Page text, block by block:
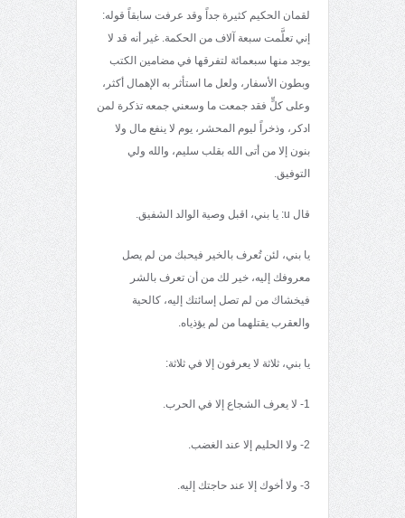
لقمان الحكيم كثيرة جداً وقد عرفت سابقاً قوله:
إني تعلَّمت سبعة آلاف من الحكمة. غير أنه قد لا
يوجد منها سبعمائة لتفرقها في مضامين الكتب
وبطون الأسفار، ولعل ما استأثر به الإهمال أكثر،
وعلى كلٍّ فقد جمعت ما وسعني جمعه تذكرة لمن
ادكر، وذخراً ليوم المحشر، يوم لا ينفع مال ولا
بنون إلا من أتى الله بقلب سليم، والله ولي
التوفيق.
قال u: يا بني، اقبل وصية الوالد الشفيق.
يا بني، لئن تُعرف بالخير فيحبك من لم يصل
معروفك إليه، خير لك من أن تعرف بالشر
فيخشاك من لم تصل إسائتك إليه، كالحية
والعقرب يقتلهما من لم يؤذياه.
يا بني، ثلاثة لا يعرفون إلا في ثلاثة:
1- لا يعرف الشجاع إلا في الحرب.
2- ولا الحليم إلا عند الغضب.
3- ولا أخوك إلا عند حاجتك إليه.